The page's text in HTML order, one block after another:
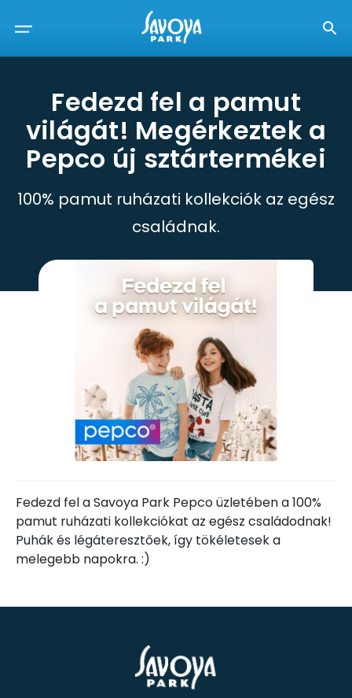
Fedezd fel a pamut
világát! Megérkeztek a
Pepco új sztártermékei
100% pamut ruházati kollekciók az egész
családnak.
Fedezd fel a Savoya Park Pepco üzletében a 100%
pamut ruházati kollekciókat az egész családodnak!
Puhák és légáteresztőek, így tökéletesek a
melegebb napokra. :)